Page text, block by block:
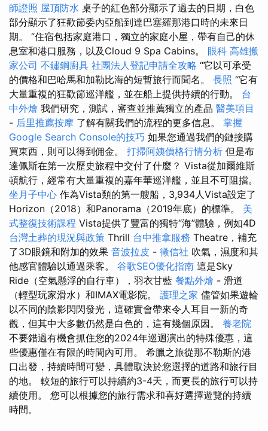
師證照 屋頂防水 桌子的紅色部分顯示了過去的日期，白色
部分顯示了狂歡節委內亞船到達巴塞羅那港口時的未來日
期。 “住宿包括家庭港口，獨立的家庭小屋，帶有自己的休
息室和港口服務，以及Cloud 9 Spa Cabins。 眼科 高雄搬
家公司 不鏽鋼廚具 社團法人登記申請全攻略 “它以可承受
的價格和巴哈馬和加勒比海的短暫旅行而聞名。 長照 “它有
大量重複的狂歡節巡洋艦，並在船上提供持續的行動。 台
中外燴 我們研究，測試，審查並推薦獨立的產品 醫美項目
- 后里推薦按摩 了解有關我們的流程的更多信息。 掌握
Google Search Console的技巧 如果您通過我們的鏈接購
買東西，則可以得到佣金。 打掃阿姨價格行情分析 但是布
達佩斯在第一次歷史旅程中交付了什麼？ Vista從加爾維斯
頓航行，經常有大量重複的嘉年華巡洋艦，並且不可阻擋。
坐月子中心 作為Vista類的第一艘船，3,934人Vista設定了
Horizo​​n（2018）和Panorama（2019年底）的標準。 美
式整復技術課程 Vista提供了豐富的獨特“海”體驗，例如4D
台灣土葬的現況與政策 Thrill 台中推拿服務 Theatre，補充
了3D眼鏡和附加的效果 音波拉皮 - 徵信社 吹氣，濕度和其
他感官體驗以通過乘客。 谷歌SEO優化指南 這是Sky
Ride（空氣懸浮的自行車），羽衣甘藍 餐點外燴 - 滑道
（輕型玩家滑水）和IMAX電影院。 護理之家 儘管如果遊輪
以不同的陰影閃閃發光，這確實會帶來令人耳目一新的奇
觀，但其中大多數仍然是白色的，這有幾個原因。 養老院
不要錯過有機會抓住您的2024年巡迴演出的特殊優惠，這
些優惠僅在有限的時間內可用。 希臘之旅從那不勒斯的港
口出發，持續時間可變，具體取決於您選擇的道路和旅行目
的地。 較短的旅行可以持續約3-4天，而更長的旅行可以持
續使用。 您可以根據您的旅行需求和喜好選擇遊覽的持續
時間。